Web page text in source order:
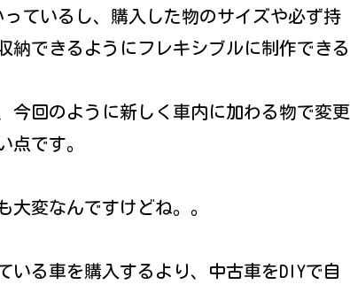
ているし、購入した物のサイズや必ず持
納できるようにフレキシブルに制作できる
今回のように新しく車内に加わる物で変更
点です。
大変なんですけどね。。
る車を購入するより、中古車をDIYで自